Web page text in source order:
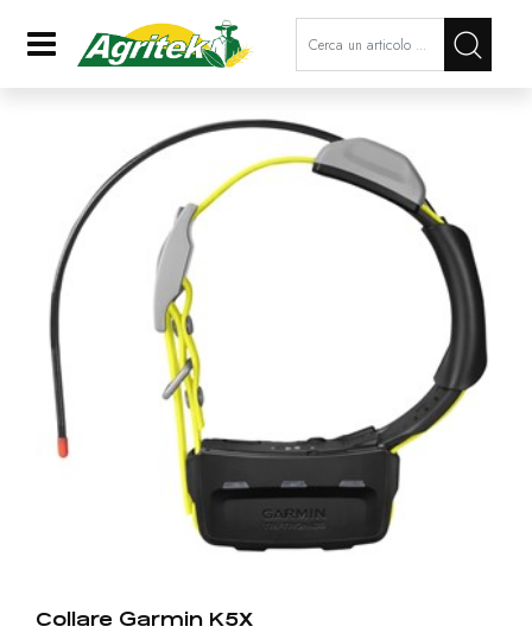
Open La modifica di un filtro
Collare Garmin K5X